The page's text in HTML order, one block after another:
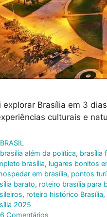
explorar Brasília em 3
culturais e
Categorias
BRASIL
Tags
brasília além da política, brasília
brasília, lugares bonitos
em brasília, pontos
barato, roteiro brasília para
, roteiro histórico Brasília,
2025
6 Comentários